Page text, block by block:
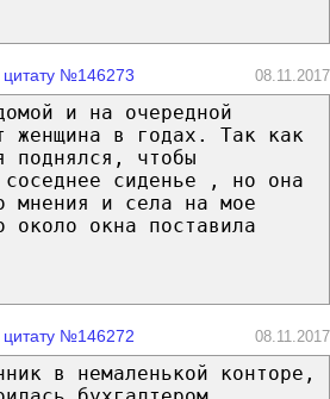
цитату №146273 08.11.2017
и на очередной
женщина в годах. Так как
поднялся, чтобы
сиденье , но она
мнения и села на мое
окна поставила
цитату №146272 08.11.2017
в немаленькой конторе,